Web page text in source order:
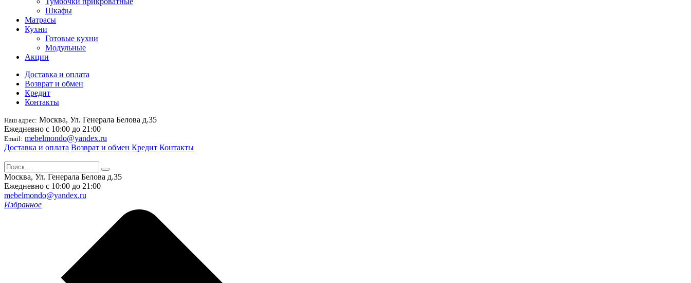
Шкафы
Матрасы
Кухни
Готовые кухни
Модульные
Акции
Доставка и оплата
Возврат и обмен
Кредит
Контакты
Наш адрес: Москва, Ул. Генерала Белова д.35
Ежедневно с 10:00 до 21:00
Email: mebelmondo@yandex.ru
Доставка и оплата Возврат и обмен Кредит Контакты
Москва, Ул. Генерала Белова д.35
Ежедневно с 10:00 до 21:00
mebelmondo@yandex.ru
Избранное